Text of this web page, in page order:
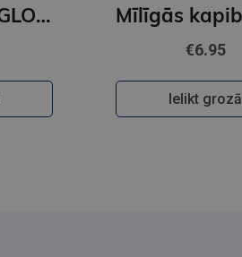
Grāmatzīme GLOBUSS - Kapibara
€6.95
Ielikt grozā